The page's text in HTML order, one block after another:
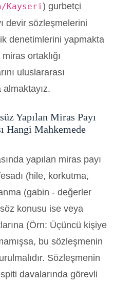
Kayseri) gurbetçi
devir sözleşmelerini
denetimlerini yapmakta
ortaklığı
uluslararası
Yapılan Miras Payı
Hangi Mahkemede
yapılan miras payı
(hile, korkutma,
(gabin - değerler
konusu ise veya
(Örn: Üçüncü kişiye
bu sözleşmenin
Sözleşmenin
davalarında görevli